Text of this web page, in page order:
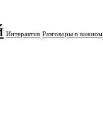
Интерактив Разговоры о важном